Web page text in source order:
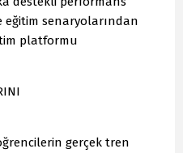
senaryolarından
platformu
gerçek tren